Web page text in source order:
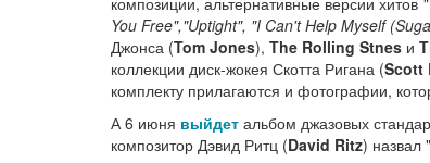
You Free","Uptight", "I Can't Help Myself
Джонса (Tom Jones), The Rolling Stnes и
коллекции диск-жокея Скотта Ригана (Scott
комплекту прилагаются и фотографии,
А 6 июня выйдет альбом джазовых
композитор Дэвид Ритц (David Ritz) назвал